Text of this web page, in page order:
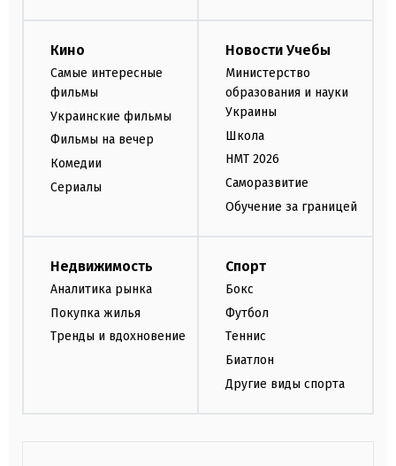
Кино
Самые интересные
фильмы
Украинские фильмы
Фильмы на вечер
Комедии
Сериалы
Новости Учебы
Министерство
образования и науки
Украины
Школа
НМТ 2026
Саморазвитие
Обучение за границей
Недвижимость
Аналитика рынка
Покупка жилья
Тренды и вдохновение
Спорт
Бокс
Футбол
Теннис
Биатлон
Другие виды спорта